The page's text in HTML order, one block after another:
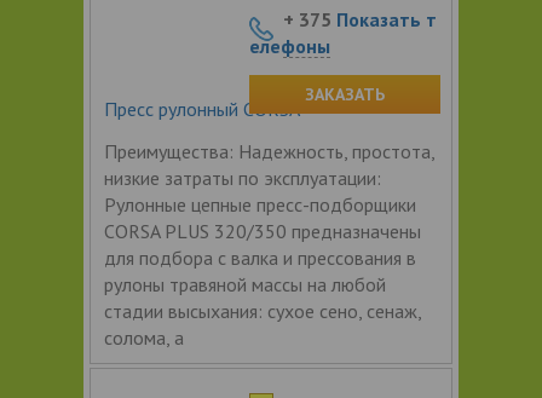
Пресс рулонный CORSA
Преимущества: Надежность, простота,
низкие затраты по эксплуатации:
Рулонные цепные пресс-подборщики
CORSA PLUS 320/350 предназначены
для подбора с валка и прессования в
рулоны травяной массы на любой
стадии высыхания: сухое сено, сенаж,
солома, а
+ 375 Показать т
елефоны
ЗАКАЗАТЬ